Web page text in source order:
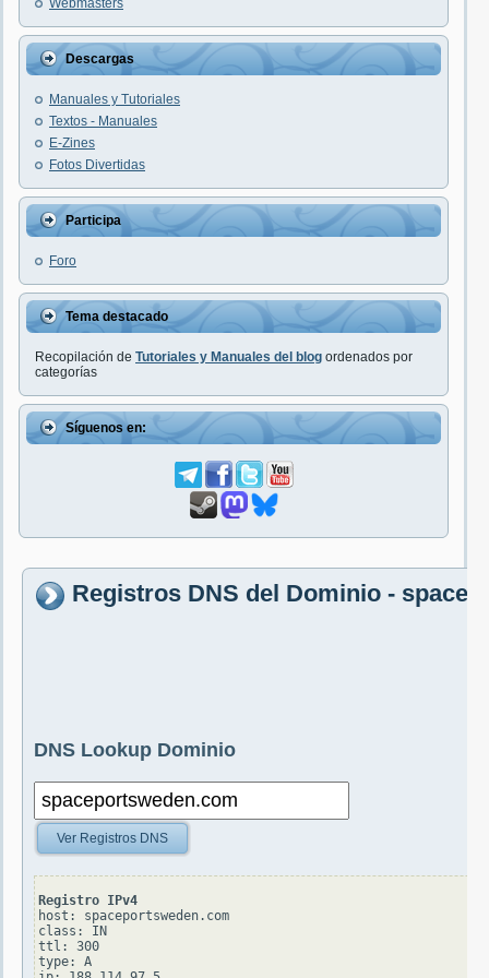
Webmasters
Descargas
Manuales y Tutoriales
Textos - Manuales
E-Zines
Fotos Divertidas
Participa
Foro
Tema destacado
Recopilación de Tutoriales y Manuales del blog ordenados por
categorías
Síguenos en:
Registros DNS del Dominio -
DNS Lookup Dominio
Ver Registros DNS
Registro IPv4
host: spaceportsweden.com
class: IN
ttl: 300
type: A